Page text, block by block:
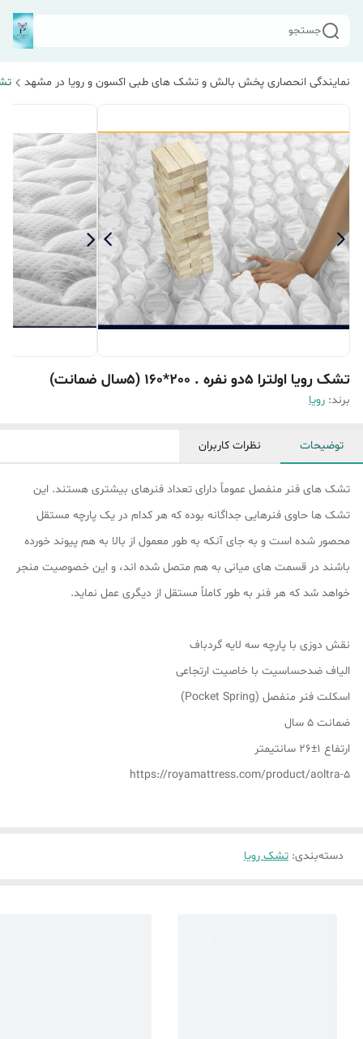
جستجو
نمایندگی انحصاری پخش بالش و تشک های طبی اکسون و رویا در مشهد
تشک رویا اولترا 5دو نفره . 200*160 (۵سال ضمانت)
برند: رویا
توضیحات نظرات کاربران
تشک های فنر منفصل عموماً دارای تعداد فنرهای بیشتری هستند. این
تشک ها حاوی فنرهایی جداگانه بوده که هر کدام در یک پارچه مستقل
محصور شده است و به جای آنکه به طور معمول از بالا به هم پیوند خورده
باشند در قسمت های میانی به هم متصل شده اند، و این خصوصیت منجر
خواهد شد که هر فنر به طور کاملاً مستقل از دیگری عمل نماید.
نقش دوزی با پارچه سه لایه گردباف
الیاف ضدحساسیت با خاصیت ارتجاعی
اسکلت فنر منفصل (Pocket Spring)
ضمانت 5 سال
ارتفاع 1±26 سانتیمتر
https://royamattress.com/product/aoltra-5
دسته‌بندی: تشک رویا